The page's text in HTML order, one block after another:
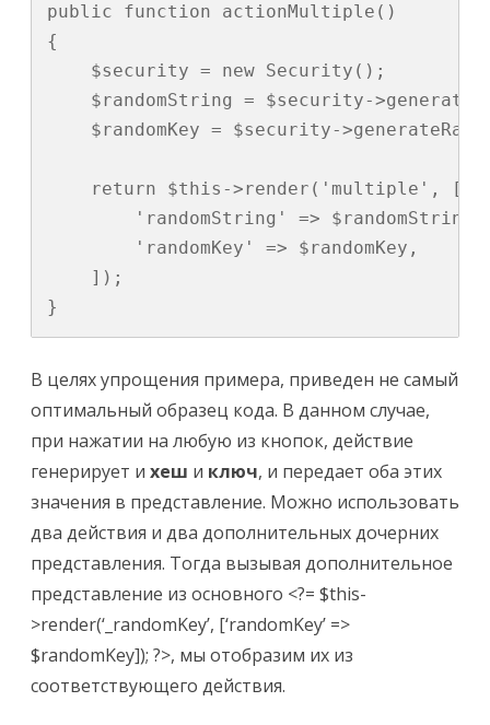
public function actionMultiple()
{
    $security = new Security();
$randomString = $security-
$randomKey = $security-
    return $this->render('multiple', [
        'randomString' => $randomString,
        'randomKey' => $randomKey,
    ]);
}
В целях упрощения примера, приведен не самый
оптимальный образец кода. В данном случае,
при нажатии на любую из кнопок, действие
генерирует и хеш и ключ, и передает оба этих
значения в представление. Можно использовать
два действия и два дополнительных дочерних
представления. Тогда вызывая дополнительное
представление из основного <?= $this-
>render(‘_randomKey’, [‘randomKey’ =>
$randomKey]); ?>, мы отобразим их из
соответствующего действия.